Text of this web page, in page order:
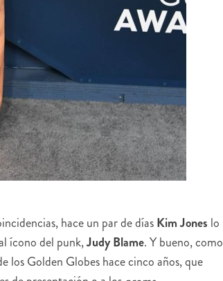
hace un par de díasKim Jones lo
ícono del punk,Judy Blame. Y bueno, como
los Golden Globes hace cinco años, que